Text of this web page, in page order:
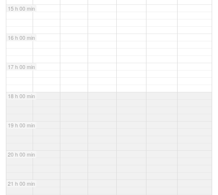
15 h 00 min
16 h 00 min
17 h 00 min
18 h 00 min
19 h 00 min
20 h 00 min
21 h 00 min